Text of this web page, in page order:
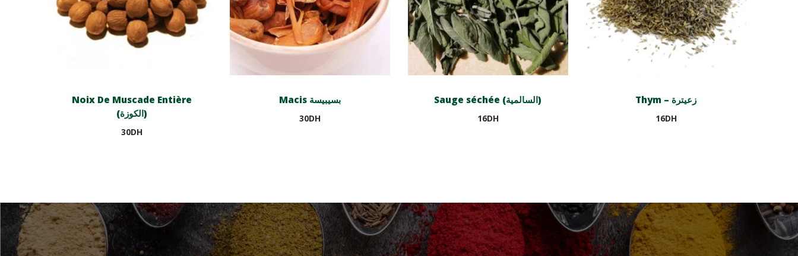
Noix De Muscade Entière
(الكوزة)
30DH
Macis بسيبيسة
30DH
Sauge séchée (السالمية)
16DH
Thym – زعيترة
16DH